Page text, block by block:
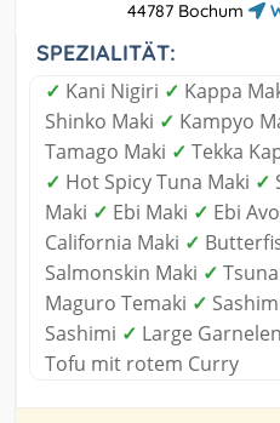
44787 Bochum
SPEZIALITÄT:
✓ Kani Nigiri ✓ Kappa
Shinko Maki ✓ Kampyo
Tamago Maki ✓ Tekka
✓ Hot Spicy Tuna Maki ✓
Maki ✓ Ebi Maki ✓ Ebi
California Maki ✓
Salmonskin Maki ✓
Maguro Temaki ✓
Sashimi ✓ Large
Tofu mit rotem Curry